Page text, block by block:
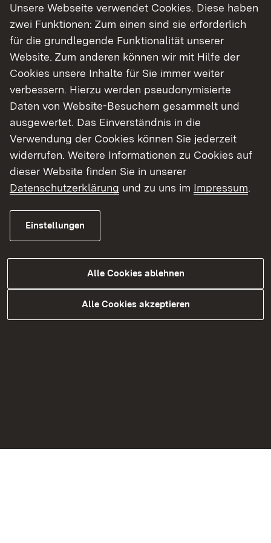
Unsere Webseite verwendet Cookies. Diese haben
zwei Funktionen: Zum einen sind sie erforderlich
für die grundlegende Funktionalität unserer
Website. Zum anderen können wir mit Hilfe der
Cookies unsere Inhalte für Sie immer weiter
verbessern. Hierzu werden pseudonymisierte
Daten von Website-Besuchern gesammelt und
ausgewertet. Das Einverständnis in die
Verwendung der Cookies können Sie jederzeit
widerrufen. Weitere Informationen zu Cookies auf
dieser Website finden Sie in unserer
Datenschutzerklärung und zu uns im Impressum.
Einstellungen
Alle Cookies ablehnen
Alle Cookies akzeptieren